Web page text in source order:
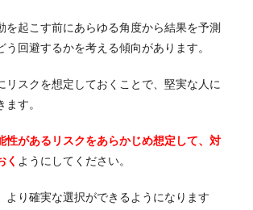
を起こす前にあらゆる角度から結果を予測
う回避するかを考える傾向があります。
リスクを想定しておくことで、堅実な人に
す。
性があるリスクをあらかじめ想定して、対
く ようにしてください。
より確実な選択ができるようになります